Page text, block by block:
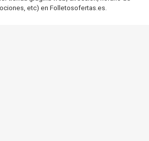
etc) en Folletosofertas.es.